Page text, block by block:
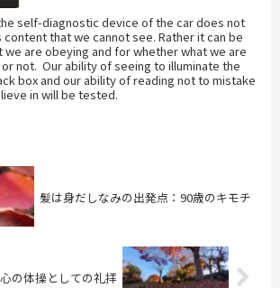
self-diagnostic device of the car does not
that we cannot see. Rather it can be
we are obeying and for whether what we are
not. Our ability of seeing to illuminate the
box and our ability of reading not to mistake
in will be tested.
髪は身だしなみの出発点：90歳のキモチ
の体操としての礼拝